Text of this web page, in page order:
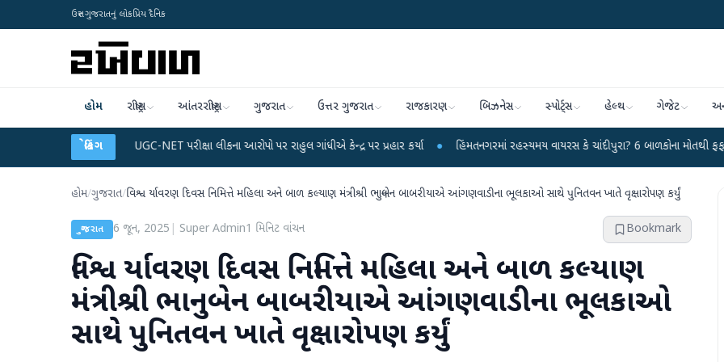
ઉત્તર ગુજરાતનું લોકપ્રિય દૈનિક
હોમ રાષ્ટ્રીય આંતરરાષ્ટ્રીય ગુજરાત ઉત્તર ગુજરાત રાજકારણ બિઝનેસ સ્પોર્ટ્સ હેલ્થ ગેજેટ
બ્રેકિંગ
NET પરીક્ષા લીકના આરોપો પર રાહુલ ગાંધીએ કેન્દ્ર પર પ્રહાર કર્યા ● હિંમતનગરમાં રહસ્યમય વાયરસ કે ચાંદીપુરા? 6 બાળકોના મોતથી ફફડાટ ● હવામાન વિભાગે 18
હોમ/ગુજરાત/વિશ્વ ર્યાવરણ દિવસ નિમિત્તે મહિલા અને બાળ કલ્યાણ મંત્રીશ્રી ભાનુબેન બાબરીયાએ આંગણવાડીના ભૂલકાઓ સાથે પુનિતવન ખાતે વૃક્ષારોપણ કર્યું
ગુજરાત 6 જૂન, 2025 Super Admin1 મિનિટ વાંચન Bookmark
વિશ્વ ર્યાવરણ દિવસ નિમિત્તે મહિલા અને બાળ કલ્યાણ
મંત્રીશ્રી ભાનુબેન બાબરીયાએ આંગણવાડીના ભૂલકાઓ
સાથે પુનિતવન ખાતે વૃક્ષારોપણ કર્યું